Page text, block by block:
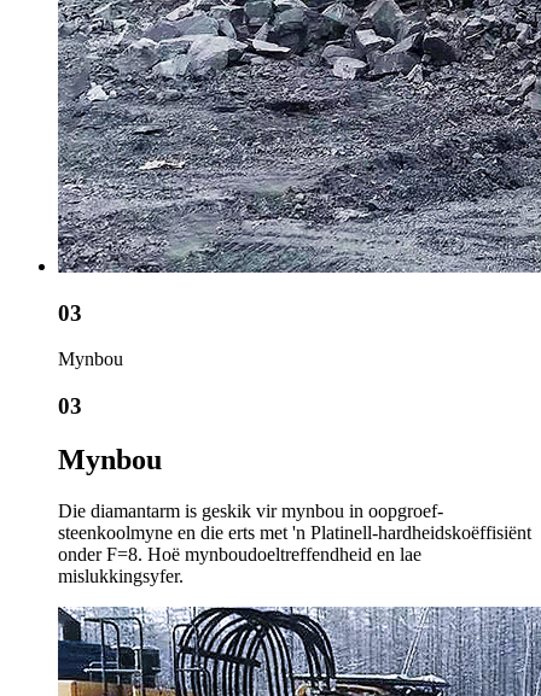
03
Mynbou
03
Mynbou
Die diamantarm is geskik vir mynbou in oopgroef-
steenkoolmyne en die erts met 'n Platinell-hardheidskoëffisiënt
onder F=8. Hoë mynboudoeltreffendheid en lae
mislukkingsyfer.